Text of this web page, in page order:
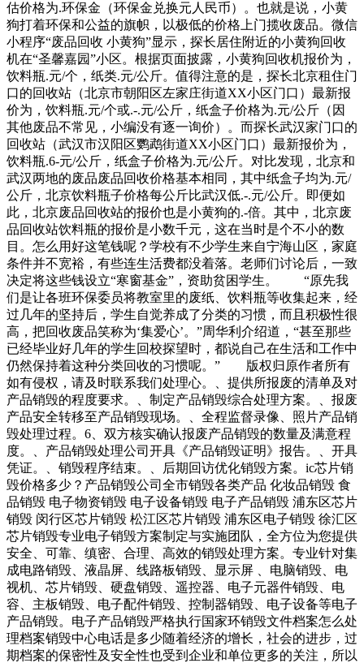
估价格为.环保金（环保金兑换元人民币）。也就是说，小黄
狗打着环保和公益的旗帜，以极低的价格上门揽收废品。微信
小程序“废品回收 小黄狗”显示，探长居住附近的小黄狗回收
机在“圣馨嘉园”小区。根据页面披露，小黄狗回收机报价为，
饮料瓶.元/个，纸类.元/公斤。值得注意的是，探长北京租住门
口的回收站（北京市朝阳区左家庄街道XX小区门口）最新报
价为，饮料瓶.元/个或.-.元/公斤，纸盒子价格为.元/公斤（因
其他废品不常见，小编没有逐一询价）。而探长武汉家门口的
回收站（武汉市汉阳区鹦鹉街道XX小区门口）最新报价为，
饮料瓶.6-元/公斤，纸盒子价格为.元/公斤。对比发现，北京和
武汉两地的废品废品回收价格基本相同，其中纸盒子均为.元/
公斤，北京饮料瓶子价格每公斤比武汉低.-.元/公斤。即便如
此，北京废品回收站的报价也是小黄狗的.-倍。其中，北京废
品回收站饮料瓶的报价是小数千元，这在当时是个不小的数
目。怎么用好这笔钱呢？学校有不少学生来自宁海山区，家庭
条件并不宽裕，有些连生活费都没着落。老师们讨论后，一致
决定将这些钱设立“寒窗基金”，资助贫困学生。 “原先我
们是让各班环保委员将教室里的废纸、饮料瓶等收集起来，经
过几年的坚持后，学生自觉养成了分类的习惯，而且积极性很
高，把回收废品笑称为‘集爱心’。”周华利介绍道，“甚至那些
已经毕业好几年的学生回校探望时，都说自己在生活和工作中
仍然保持着这种分类回收的习惯呢。” 版权归原作者所有
如有侵权，请及时联系我们处理心。、提供所报废的清单及对
产品销毁的程度要求。、制定产品销毁综合处理方案。、报废
产品安全转移至产品销毁现场。、全程监督录像、照片产品销
毁处理过程。6、双方核实确认报废产品销毁的数量及满意程
度。、产品销毁处理公司开具《产品销毁证明》报告。、开具
凭证。、销毁程序结束。、后期回访优化销毁方案。ic芯片销
毁价格多少？产品销毁公司全市销毁各类产品 化妆品销毁 食
品销毁 电子物资销毁 电子设备销毁 电子产品销毁 浦东区芯片
销毁 闵行区芯片销毁 松江区芯片销毁 浦东区电子销毁 徐汇区
芯片销毁专业电子销毁方案制定与实施团队，全方位为您提供
安全、可靠、缜密、合理、高效的销毁处理方案。专业针对集
成电路销毁、液晶屏、线路板销毁、显示屏 、电脑销毁、电
视机、芯片销毁、硬盘销毁、遥控器、电子元器件销毁、电
容、主板销毁、电子配件销毁、控制器销毁、电子设备等电子
产品销毁。电子产品销毁严格执行国家环销毁文件档案怎么处
理档案销毁中心电话是多少随着经济的增长，社会的进步，过
期档案的保密性及安全性也受到企业和单位更多的关注，所以